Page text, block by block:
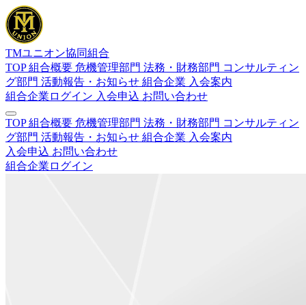
TMユニオン協同組合
TOP組合概要 危機管理部門 法務・財務部門 コンサルティン
グ部門 活動報告・お知らせ 組合企業 入会案内
組合企業ログイン 入会申込 お問い合わせ
TOP組合概要 危機管理部門 法務・財務部門 コンサルティン
グ部門 活動報告・お知らせ 組合企業 入会案内
入会申込 お問い合わせ
組合企業ログイン